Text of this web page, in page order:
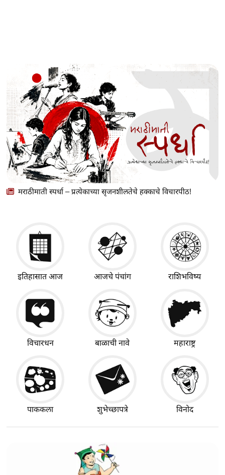
मराठीमाती स्पर्धा – प्रत्येकाच्या सृजनशीलतेचे हक्काचे विचारपीठ!
इतिहासात आज आजचे पंचांग राशिभविष्य
विचारधन बाळाची नावे महाराष्ट्र
पाककला शुभेच्छापत्रे विनोद